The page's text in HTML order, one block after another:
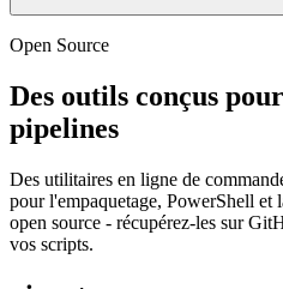
Open Source
Des outils conçus
pipelines
Des utilitaires en ligne de
pour l'empaquetage, PowerShell et
open source - récupérez-les sur
vos scripts.